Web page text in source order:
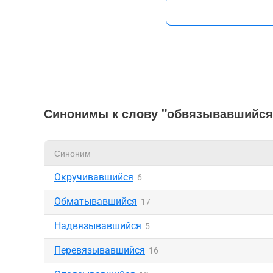
Синонимы к слову
Синоним
Окручивавшийся 6
Обматывавшийся 17
Надвязывавшийся 5
Перевязывавшийся 16